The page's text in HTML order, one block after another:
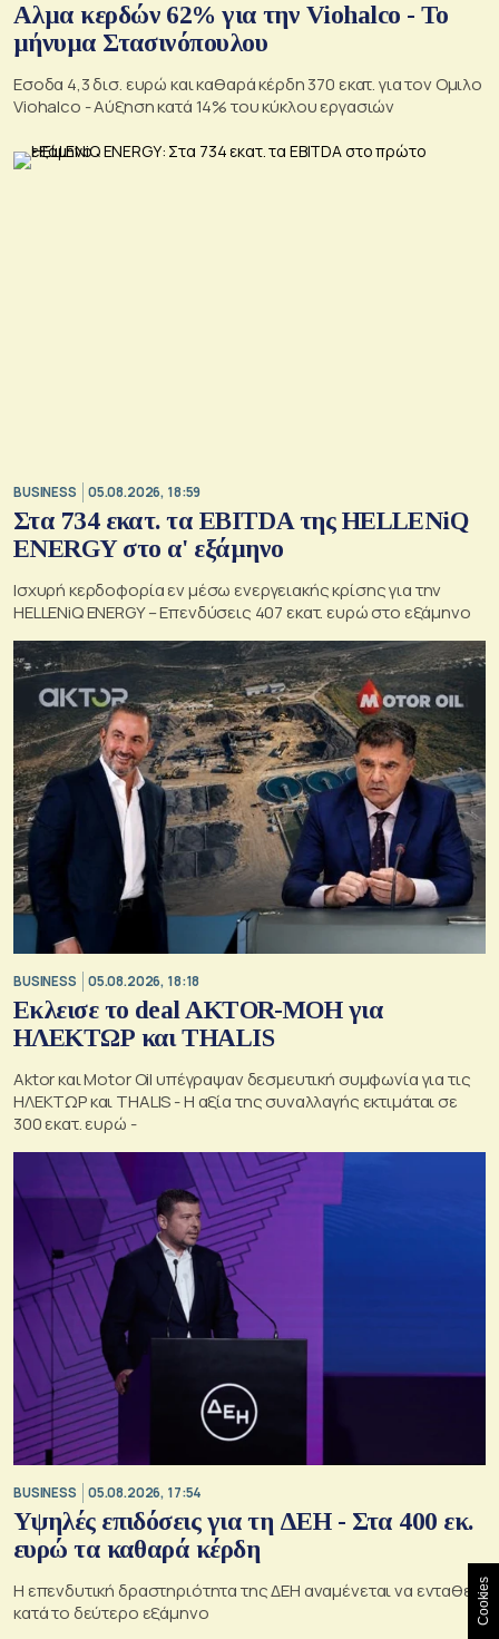
Αλμα κερδών 62% για την Viohalco - Το
μήνυμα Στασινόπουλου
Εσοδα 4,3 δισ. ευρώ και καθαρά κέρδη 370 εκατ. για τον Ομιλο
Viohalco - Αύξηση κατά 14% του κύκλου εργασιών
BUSINESS 05.08.2026, 18:59
Στα 734 εκατ. τα EBITDA της HELLENiQ
ENERGY στο α' εξάμηνο
Ισχυρή κερδοφορία εν μέσω ενεργειακής κρίσης για την
HELLENiQ ENERGY – Επενδύσεις 407 εκατ. ευρώ στο εξάμηνο
BUSINESS 05.08.2026, 18:18
Εκλεισε το deal AKTOR-ΜΟΗ για
ΗΛΕΚΤΩΡ και THALIS
Aktor και Motor Oil υπέγραψαν δεσμευτική συμφωνία για τις
ΗΛΕΚΤΩΡ και THALIS - Η αξία της συναλλαγής εκτιμάται σε
300 εκατ. ευρώ -
BUSINESS 05.08.2026, 17:54
Υψηλές επιδόσεις για τη ΔΕΗ - Στα 400 εκ.
ευρώ τα καθαρά κέρδη
Η επενδυτική δραστηριότητα της ΔΕΗ αναμένεται να ενταθεί
κατά το δεύτερο εξάμηνο
Cookies